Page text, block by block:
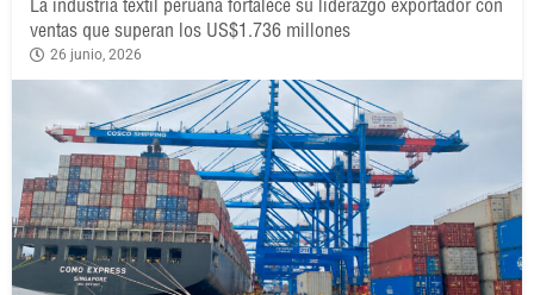
ventas que superan los US$1.736 millones
26 junio, 2026